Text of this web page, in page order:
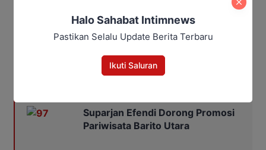
Penulis: Saleh
Editor: Maulana Kawit
Suparjan Efendi Dorong Promosi
Pariwisata Barito Utara
Halo Sahabat Intimnews
Pastikan Selalu Update Berita Terbaru
Ikuti Saluran